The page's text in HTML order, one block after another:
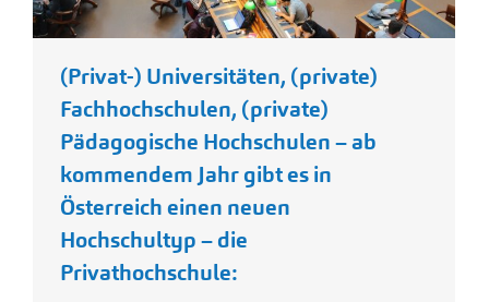
(Privat-) Universitäten, (private)
Fachhochschulen, (private)
Pädagogische Hochschulen – ab
kommendem Jahr gibt es in
Österreich einen neuen
Hochschultyp – die
Privathochschule: